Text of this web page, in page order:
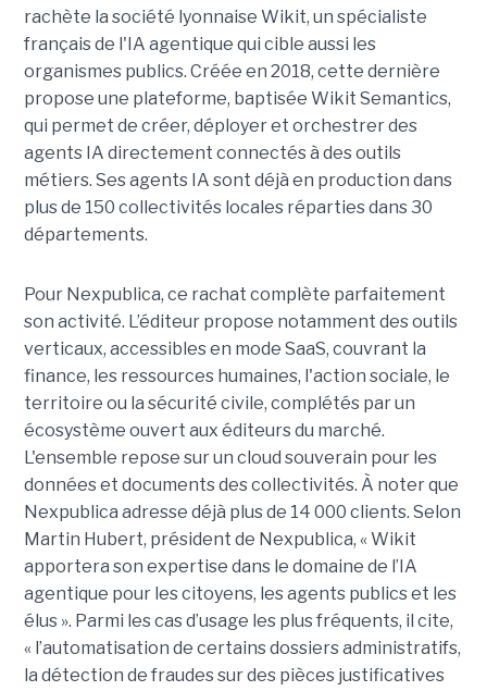
rachète la société lyonnaise Wikit, un spécialiste
français de l'IA agentique qui cible aussi les
organismes publics. Créée en 2018, cette dernière
propose une plateforme, baptisée Wikit Semantics,
qui permet de créer, déployer et orchestrer des
agents IA directement connectés à des outils
métiers. Ses agents IA sont déjà en production dans
plus de 150 collectivités locales réparties dans 30
départements.
Pour Nexpublica, ce rachat complète parfaitement
son activité. L’éditeur propose notamment des outils
verticaux, accessibles en mode SaaS, couvrant la
finance, les ressources humaines, l'action sociale, le
territoire ou la sécurité civile, complétés par un
écosystème ouvert aux éditeurs du marché.
L'ensemble repose sur un cloud souverain pour les
données et documents des collectivités. À noter que
Nexpublica adresse déjà plus de 14 000 clients. Selon
Martin Hubert, président de Nexpublica, « Wikit
apportera son expertise dans le domaine de l’IA
agentique pour les citoyens, les agents publics et les
élus ». Parmi les cas d’usage les plus fréquents, il cite,
« l’automatisation de certains dossiers administratifs,
la détection de fraudes sur des pièces justificatives